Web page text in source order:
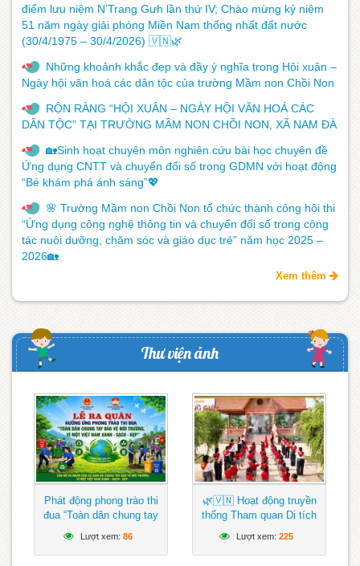
điểm lưu niệm N’Trang Gưh lần thứ IV; Chào mừng kỷ niệm
51 năm ngày giải phóng Miền Nam thống nhất đất nước
(30/4/1975 – 30/4/2026) 🇻🇳🌿
Những khoảnh khắc đẹp và đầy ý nghĩa trong Hội xuân –
Ngày hội văn hoá các dân tộc của trường Mầm non Chồi Non
RỘN RÀNG “HỘI XUÂN – NGÀY HỘI VĂN HOÁ CÁC
DÂN TỘC” TẠI TRƯỜNG MẦM NON CHỒI NON, XÃ NAM ĐÀ
🏡Sinh hoạt chuyên môn nghiên cứu bài học chuyên đề
Ứng dụng CNTT và chuyển đổi số trong GDMN với hoạt động
“Bé khám phá ánh sáng”💖
🌸 Trường Mầm non Chồi Non tổ chức thành công hội thi
“Ứng dụng công nghệ thông tin và chuyển đổi số trong công
tác nuôi dưỡng, chăm sóc và giáo dục trẻ” năm học 2025 –
2026🏡
Xem thêm
Thư viện ảnh
Phát động phong trào thi
đua “Toàn dân chung tay
Việt Nam xanh – sạch –
đẹp”
Lượt xem: 86
🌿🇻🇳 Hoạt động truyền
thống Tham quan Di tích
Gưh lần thứ IV; Chào
mừng kỷ niệm 51 năm
Lượt xem: 225